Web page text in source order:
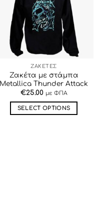
ΕΠΙΘΥΜΙΏΝ
ΖΑΚΕΤΕΣ
Ζακέτα με στάμπα
Metallica Thunder Attack
€25.00 με ΦΠΑ
SELECT OPTIONS